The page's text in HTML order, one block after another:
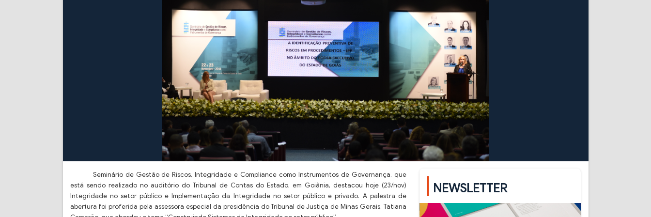
Seminário de Gestão de Riscos, Integridade e Compliance como Instrumentos de Governança, que
está sendo realizado no auditório do Tribunal de Contas do Estado, em Goiânia, destacou hoje (23/nov)
Integridade no setor público e Implementação da Integridade no setor público e privado. A palestra de
abertura foi proferida pela assessora especial da presidência do Tribunal de Justiça de Minas Gerais, Tatiana
NEWSLETTER